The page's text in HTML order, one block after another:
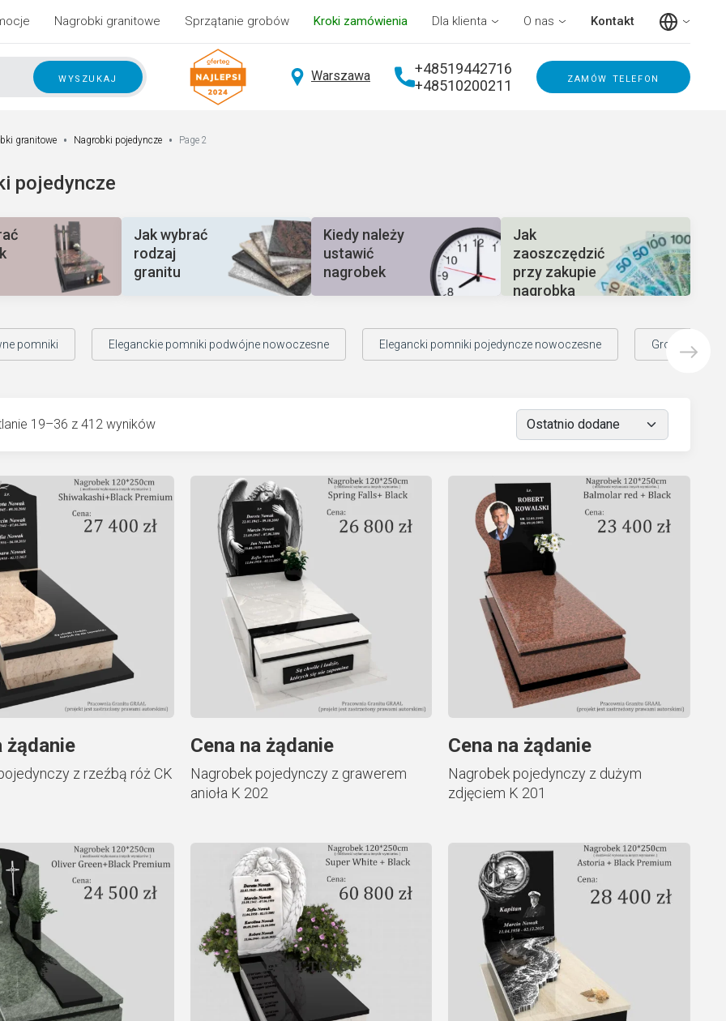
Nagrobki granitowe Sprzątanie grobów Kroki zamówienia Dla klienta O nas Kontakt
wyszukaj Warszawa
+48519442716
+48510200211
zamów telefon
granitowe Nagrobki pojedyncze Page 2
pojedyncze
Jak wybrać
rodzaj
granitu
Kiedy należy
ustawić
nagrobek
Jak
zaoszczędzić
przy zakupie
nagrobka
pomniki Eleganckie pomniki podwójne nowoczesne Elegancki pomniki pojedyncze nowoczesne Grobowce
19–36 z 412 wyników
żądanie
z rzeźbą róż CK
Cena na żądanie
Nagrobek pojedynczy z grawerem
anioła K 202
Cena na żądanie
Nagrobek pojedynczy z dużym
zdjęciem K 201